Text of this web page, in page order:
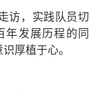
访，实践队员切
年发展历程的同
厚植于心。